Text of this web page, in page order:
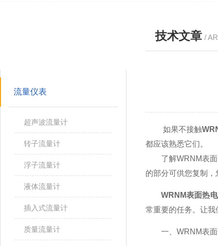
流量仪表
超声波流量计
转子流量计
浮子流量计
液体流量计
插入式流量计
质量流量计
技术文章 /
如果不接触
都应该熟悉它们。
了解WRNM表面
的部分可供您复制
WRNM表面热
常重要的任务。让
一、WRNM表面